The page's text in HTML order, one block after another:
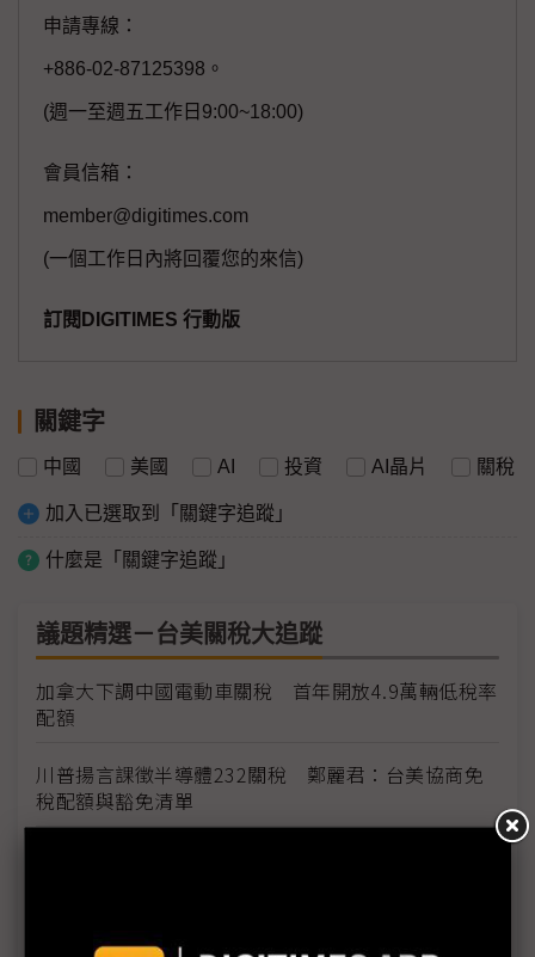
申請專線：
+886-02-87125398。
(週一至週五工作日9:00~18:00)
會員信箱：
member@digitimes.com
(一個工作日內將回覆您的來信)
訂閱DIGITIMES 行動版
關鍵字
中國 美國 AI 投資 AI晶片 關稅
加入已選取到「關鍵字追蹤」
什麼是「關鍵字追蹤」
議題精選－台美關稅大追蹤
加拿大下調中國電動車關稅 首年開放4.9萬輛低稅率
配額
川普揚言課徵半導體232關稅 鄭麗君：台美協商免
稅配額與豁免清單
台灣汽車零件輸美稅率大降 東陽、堤維西等零組件